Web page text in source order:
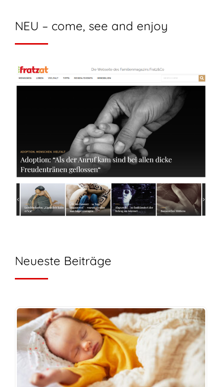
NEU – come, see and enjoy
Neueste Beiträge